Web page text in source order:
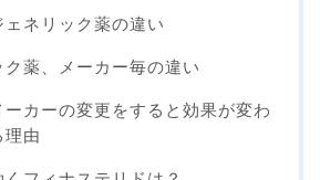
ェネリック薬の違い
ク薬、メーカー毎の違い
ーカーの変更をすると効果が変わ
理由